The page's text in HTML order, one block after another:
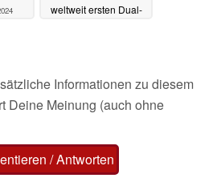
weltweit ersten Dual-
Informationen zu diesem
Deine Meinung (auch ohne
/ Antworten